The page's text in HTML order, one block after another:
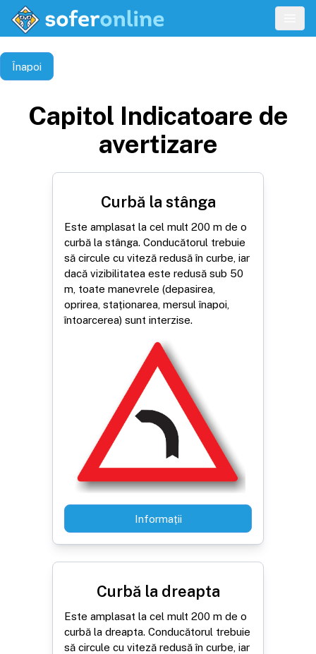
Înapoi
Capitol Indicatoare de
avertizare
Curbă la stânga
Este amplasat la cel mult 200 m de o
curbă la stânga. Conducătorul trebuie
să circule cu viteză redusă în curbe, iar
dacă vizibilitatea este redusă sub 50
m, toate manevrele (depasirea,
oprirea, staționarea, mersul înapoi,
întoarcerea) sunt interzise.
Informații
Curbă la dreapta
Este amplasat la cel mult 200 m de o
curbă la dreapta. Conducătorul trebuie
să circule cu viteză redusă în curbe, iar